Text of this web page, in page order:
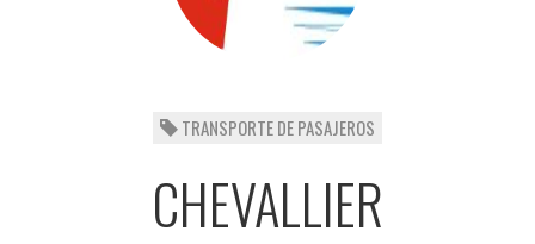
TRANSPORTE DE PASAJEROS
CHEVALLIER